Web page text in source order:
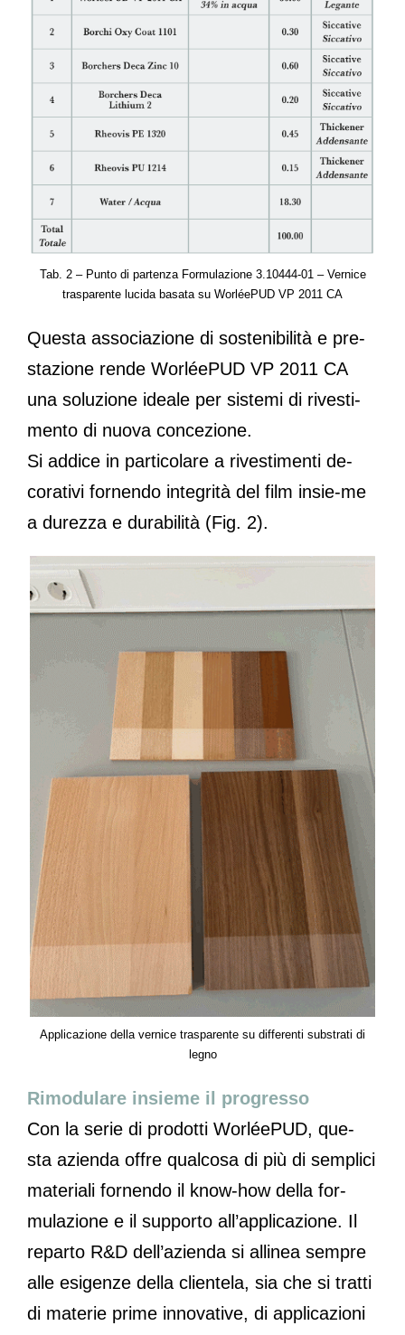
Tab. 2 – Punto di partenza Formulazione 3.10444-01 – Vernice
trasparente lucida basata su WorléePUD VP 2011 CA
Questa associazione di sostenibilità e pre-
stazione rende WorléePUD VP 2011 CA
una soluzione ideale per sistemi di rivesti-
mento di nuova concezione.
Si addice in particolare a rivestimenti de-
corativi fornendo integrità del film insie-me
a durezza e durabilità (Fig. 2).
Applicazione della vernice trasparente su differenti substrati di
legno
Rimodulare insieme il progresso
Con la serie di prodotti WorléePUD, que-
sta azienda offre qualcosa di più di semplici
materiali fornendo il know-how della for-
mulazione e il supporto all’applicazione. Il
reparto R&D dell’azienda si allinea sempre
alle esigenze della clientela, sia che si tratti
di materie prime innovative, di applicazioni